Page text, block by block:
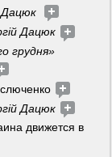
Дацюк
Дацюк
Дацюк
движется в